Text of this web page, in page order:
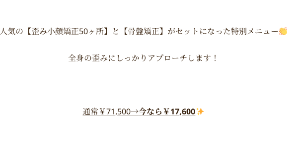
人気の【歪み小顔矯正50ヶ所】と【骨盤矯正】がセットになった特別メニュー
全身の歪みにしっかりアプローチします！
通常￥71,500→今なら￥17,600